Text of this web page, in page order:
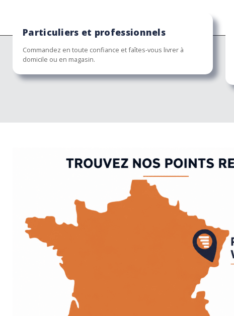
Particuliers et professionnels
Commandez en toute confiance et faîtes-vous livrer à
domicile ou en magasin.